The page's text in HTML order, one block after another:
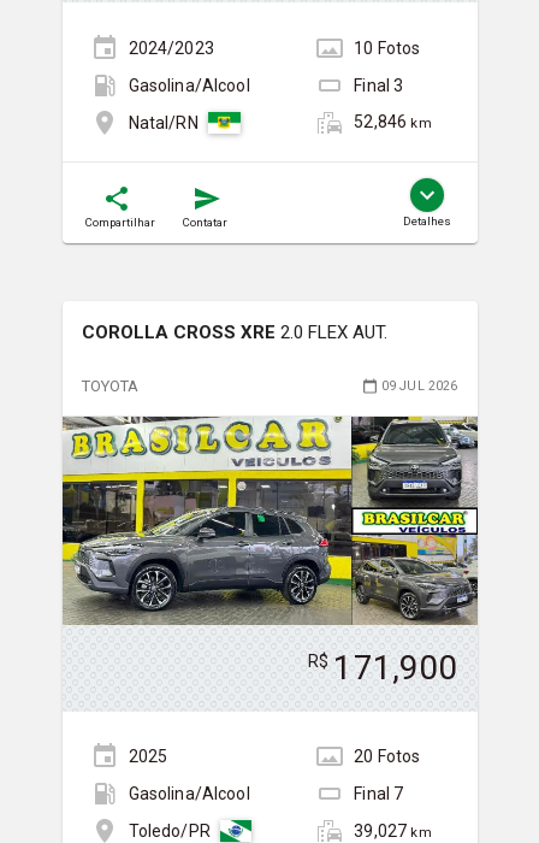
2024/2023 10 Fotos
Gasolina/Álcool
Final3
Natal/RN
52,846 km
Compartilhar Contatar Detalhes
COROLLA CROSS XRE 2.0 FLEX AUT.
TOYOTA 09 JUL 2026
R$ 171,900
2025 20 Fotos
Gasolina/Álcool
Final 7
Toledo/PR
39,027 km